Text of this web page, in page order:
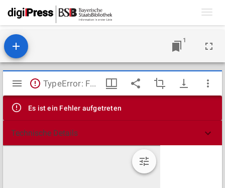
1
Mirador
Viewer
TypeError: Failed to fetch
Es ist ein Fehler aufgetreten
Technische Details